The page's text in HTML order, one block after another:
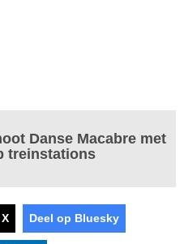
Danse Macabre met
treinstations
Deel op Bluesky